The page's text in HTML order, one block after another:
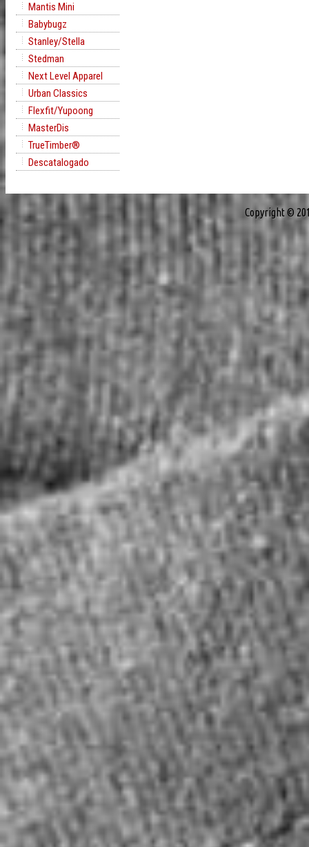
Mantis Mini
Babybugz
Stanley/Stella
Stedman
Next Level Apparel
Urban Classics
Flexfit/Yupoong
MasterDis
TrueTimber®
Descatalogado
Copyright ©